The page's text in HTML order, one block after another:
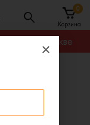
Корзина
0
в Москве